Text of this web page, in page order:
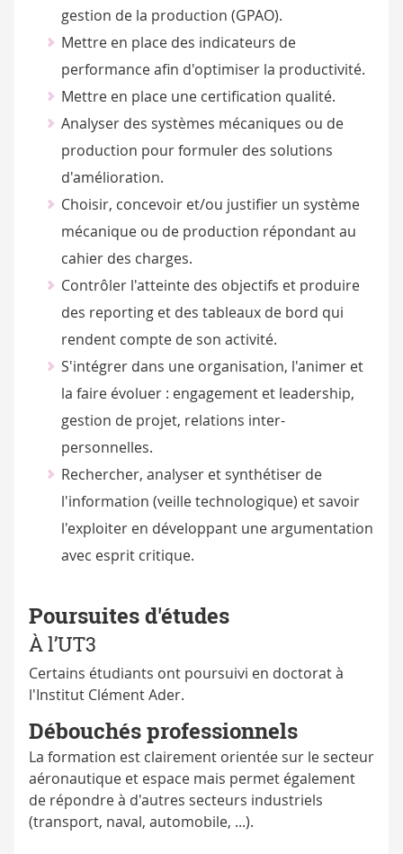
gestion de la production (GPAO).
Mettre en place des indicateurs de
performance afin d'optimiser la productivité.
Mettre en place une certification qualité.
Analyser des systèmes mécaniques ou de
production pour formuler des solutions
d'amélioration.
Choisir, concevoir et/ou justifier un système
mécanique ou de production répondant au
cahier des charges.
Contrôler l'atteinte des objectifs et produire
des reporting et des tableaux de bord qui
rendent compte de son activité.
S'intégrer dans une organisation, l'animer et
la faire évoluer : engagement et leadership,
gestion de projet, relations inter-
personnelles.
Rechercher, analyser et synthétiser de
l'information (veille technologique) et savoir
l'exploiter en développant une argumentation
avec esprit critique.
Poursuites d'études
À l’UT3
Certains étudiants ont poursuivi en doctorat à
l'Institut Clément Ader.
Débouchés professionnels
La formation est clairement orientée sur le secteur
aéronautique et espace mais permet également
de répondre à d'autres secteurs industriels
(transport, naval, automobile, ...).